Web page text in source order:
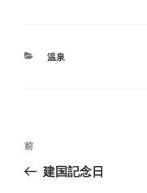
カ
温泉
投
前
の
前
建国記念日